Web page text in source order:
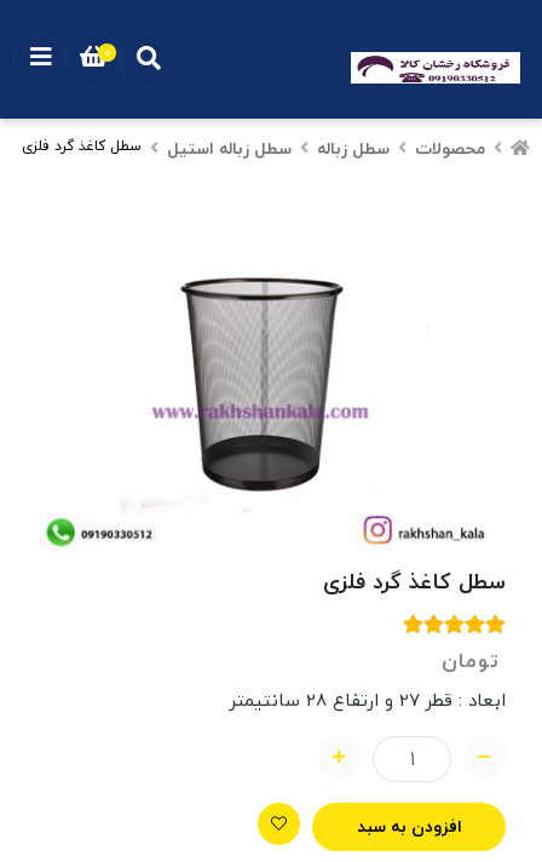
محصولات سطل زباله سطل زباله استیل سطل کاغذ گرد فلزی
سطل کاغذ گرد فلزی
تومان
ابعاد : قطر 27 و ارتفاع 28 سانتیمتر
افزودن به سبد
0